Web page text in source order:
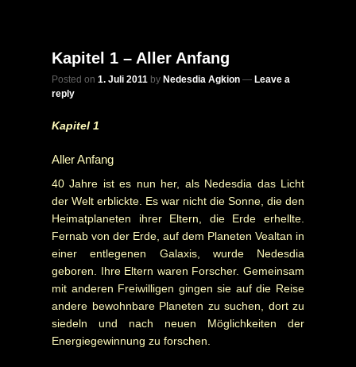
Kapitel 1 – Aller Anfang
Posted on 1. Juli 2011 by Nedesdia Agkion — Leave a
reply
Kapitel 1
Aller Anfang
40 Jahre ist es nun her, als Nedesdia das Licht
der Welt erblickte. Es war nicht die Sonne, die den
Heimatplaneten ihrer Eltern, die Erde erhellte.
Fernab von der Erde, auf dem Planeten Vealtan in
einer entlegenen Galaxis, wurde Nedesdia
geboren. Ihre Eltern waren Forscher. Gemeinsam
mit anderen Freiwilligen gingen sie auf die Reise
andere bewohnbare Planeten zu suchen, dort zu
siedeln und nach neuen Möglichkeiten der
Energiegewinnung zu forschen.